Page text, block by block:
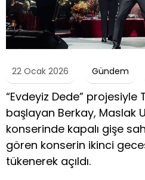
22 Ocak 2026 Gündem
“Evdeyiz Dede” projesiyle
başlayan Berkay, Maslak
konserinde kapalı gişe
gören konserin ikinci
tükenerek açıldı.